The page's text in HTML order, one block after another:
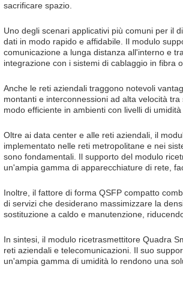
sacrificare spazio.
Uno degli scenari applicativi più comuni per il
dati in modo rapido e affidabile. Il modulo
comunicazione a lunga distanza all'interno e
integrazione con i sistemi di cablaggio in fibra
Anche le reti aziendali traggono notevoli
montanti e interconnessioni ad alta velocità
modo efficiente in ambienti con livelli di
Oltre ai data center e alle reti aziendali, il
implementato nelle reti metropolitane e nei
sono fondamentali. Il supporto del modulo
un'ampia gamma di apparecchiature di rete,
Inoltre, il fattore di forma QSFP compatto
di servizi che desiderano massimizzare la
sostituzione a caldo e manutenzione,
In sintesi, il modulo ricetrasmettitore Quadra
reti aziendali e telecomunicazioni. Il suo
un'ampia gamma di umidità lo rendono una